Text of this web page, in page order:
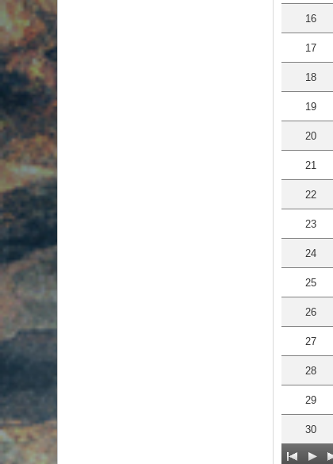
16
17
18
19
20
21
22
23
24
25
26
27
28
29
30